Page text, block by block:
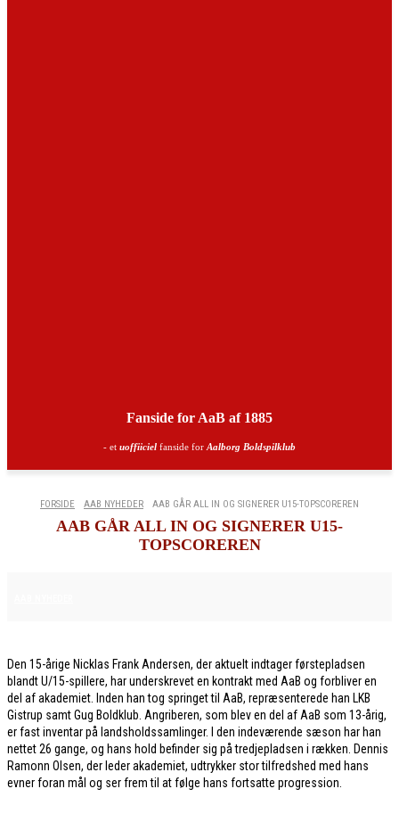
Fanside for AaB af 1885
- et uoffiiciel fanside for Aalborg Boldspilklub
FORSIDE AAB NYHEDER AAB GÅR ALL IN OG SIGNERER U15-TOPSCOREREN
AAB GÅR ALL IN OG SIGNERER U15-
TOPSCOREREN
Den 15-årige Nicklas Frank Andersen, der aktuelt indtager førstepladsen
blandt U/15-spillere, har underskrevet en kontrakt med AaB og forbliver en
del af akademiet. Inden han tog springet til AaB, repræsenterede han LKB
Gistrup samt Gug Boldklub. Angriberen, som blev en del af AaB som 13-årig,
er fast inventar på landsholdssamlinger. I den indeværende sæson har han
nettet 26 gange, og hans hold befinder sig på tredjepladsen i rækken. Dennis
Ramonn Olsen, der leder akademiet, udtrykker stor tilfredshed med hans
evner foran mål og ser frem til at følge hans fortsatte progression.